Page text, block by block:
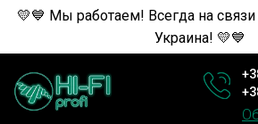
💛💙 Мы работаем! Всегда на
Украина! 💛💙